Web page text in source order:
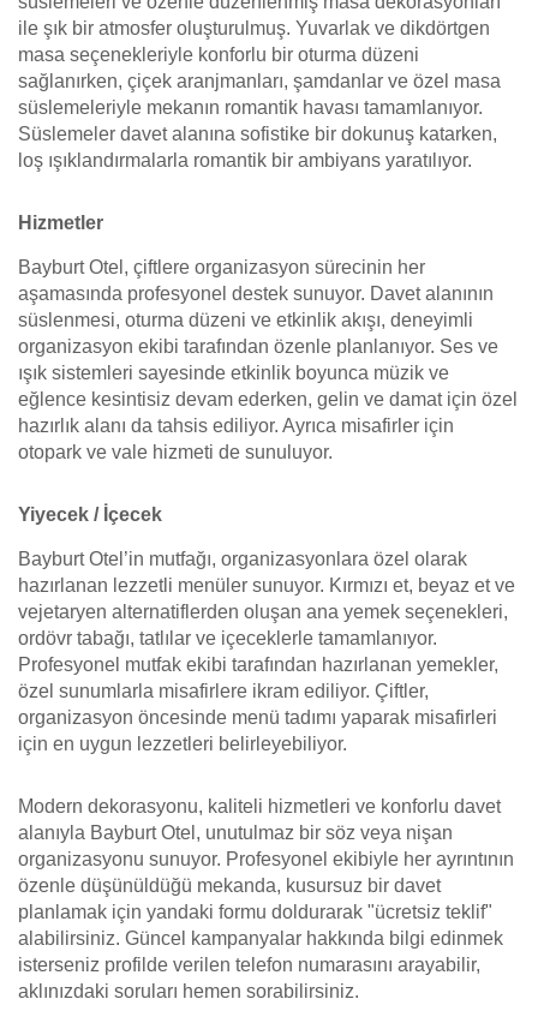
ile şık bir atmosfer oluşturulmuş. Yuvarlak ve dikdörtgen
masa seçenekleriyle konforlu bir oturma düzeni
sağlanırken, çiçek aranjmanları, şamdanlar ve özel masa
süslemeleriyle mekanın romantik havası tamamlanıyor.
Süslemeler davet alanına sofistike bir dokunuş katarken,
loş ışıklandırmalarla romantik bir ambiyans yaratılıyor.
Hizmetler
Bayburt Otel, çiftlere organizasyon sürecinin her
aşamasında profesyonel destek sunuyor. Davet alanının
süslenmesi, oturma düzeni ve etkinlik akışı, deneyimli
organizasyon ekibi tarafından özenle planlanıyor. Ses ve
ışık sistemleri sayesinde etkinlik boyunca müzik ve
eğlence kesintisiz devam ederken, gelin ve damat için özel
hazırlık alanı da tahsis ediliyor. Ayrıca misafirler için
otopark ve vale hizmeti de sunuluyor.
Yiyecek / İçecek
Bayburt Otel’in mutfağı, organizasyonlara özel olarak
hazırlanan lezzetli menüler sunuyor. Kırmızı et, beyaz et ve
vejetaryen alternatiflerden oluşan ana yemek seçenekleri,
ordövr tabağı, tatlılar ve içeceklerle tamamlanıyor.
Profesyonel mutfak ekibi tarafından hazırlanan yemekler,
özel sunumlarla misafirlere ikram ediliyor. Çiftler,
organizasyon öncesinde menü tadımı yaparak misafirleri
için en uygun lezzetleri belirleyebiliyor.
Modern dekorasyonu, kaliteli hizmetleri ve konforlu davet
alanıyla Bayburt Otel, unutulmaz bir söz veya nişan
organizasyonu sunuyor. Profesyonel ekibiyle her ayrıntının
özenle düşünüldüğü mekanda, kusursuz bir davet
planlamak için yandaki formu doldurarak "ücretsiz teklif"
alabilirsiniz. Güncel kampanyalar hakkında bilgi edinmek
isterseniz profilde verilen telefon numarasını arayabilir,
aklınızdaki soruları hemen sorabilirsiniz.